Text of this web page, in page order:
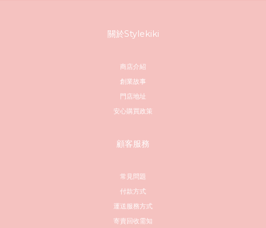
關於Stylekiki
商店介紹
創業故事
門店地址
安心購買政策
顧客服務
常見問題
付款方式
運送服務方式
寄賣回收需知